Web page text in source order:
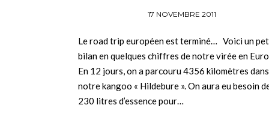
17 NOVEMBRE 2011
Le road trip européen est terminé… Voici un
bilan en quelques chiffres de notre virée en
En 12 jours, on a parcouru 4356 kilomètres dans
notre kangoo « Hildebure ». On aura eu besoin
230 litres d’essence pour…